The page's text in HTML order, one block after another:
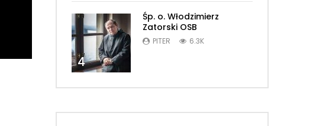
4
Śp. o. Włodzimierz
Zatorski OSB
PITER 6.3K